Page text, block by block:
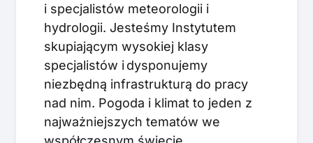
i specjalistów meteorologii i
hydrologii. Jesteśmy Instytutem
skupiającym wysokiej klasy
specjalistów i dysponujemy
niezbędną infrastrukturą do pracy
nad nim. Pogoda i klimat to jeden z
najważniejszych tematów we